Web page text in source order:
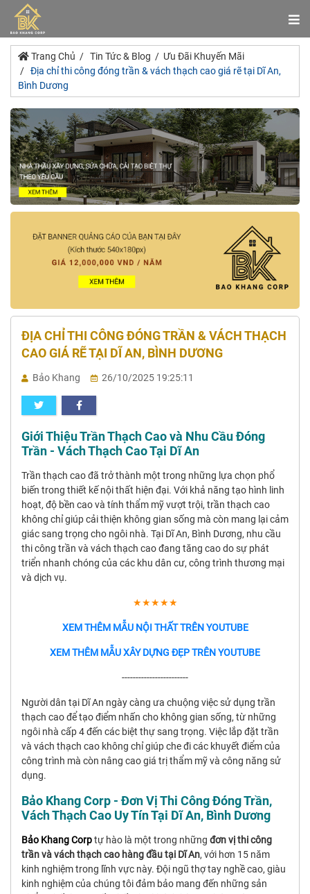
Trang Chủ Tin Tức & Blog
Ưu Đãi Khuyến Mãi
Địa chỉ thi công đóng trần & vách thạch cao giá rẽ tại Dĩ An,
Bình Dương
ĐỊA CHỈ THI CÔNG ĐÓNG TRẦN & VÁCH THẠCH
CAO GIÁ RẼ TẠI DĨ AN, BÌNH DƯƠNG
Bảo Khang 26/10/2025 19:25:11
Giới Thiệu Trần Thạch Cao và Nhu Cầu Đóng
Trần - Vách Thạch Cao Tại Dĩ An
Trần thạch cao đã trở thành một trong những lựa chọn phổ
biến trong thiết kế nội thất hiện đại. Với khả năng tạo hình linh
hoạt, độ bền cao và tính thẩm mỹ vượt trội, trần thạch cao
không chỉ giúp cải thiện không gian sống mà còn mang lại cảm
giác sang trọng cho ngôi nhà. Tại Dĩ An, Bình Dương, nhu cầu
thi công trần và vách thạch cao đang tăng cao do sự phát
triển nhanh chóng của các khu dân cư, công trình thương mại
và dịch vụ.
★★★★★
XEM THÊM MẪU NỘI THẤT TRÊN YOUTUBE
XEM THÊM MẪU XÂY DỰNG ĐẸP TRÊN YOUTUBE
------------------------
Người dân tại Dĩ An ngày càng ưa chuộng việc sử dụng trần
thạch cao để tạo điểm nhấn cho không gian sống, từ những
ngôi nhà cấp 4 đến các biệt thự sang trọng. Việc lắp đặt trần
và vách thạch cao không chỉ giúp che đi các khuyết điểm của
công trình mà còn nâng cao giá trị thẩm mỹ và công năng sử
dụng.
Bảo Khang Corp - Đơn Vị Thi Công Đóng Trần,
Vách Thạch Cao Uy Tín Tại Dĩ An, Bình Dương
Bảo Khang Corptự hào là một trong những đơn vị thi công
trần và vách thạch cao hàng đầu tại Dĩ An, với hơn 15 năm
kinh nghiệm trong lĩnh vực này. Đội ngũ thợ tay nghề cao, giàu
kinh nghiệm của chúng tôi đảm bảo mang đến những sản